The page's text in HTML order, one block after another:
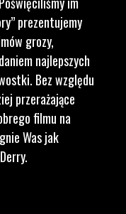
prezentujemy
grozy,
najlepszych
Bez względu
przerażające
filmu na
Was jak